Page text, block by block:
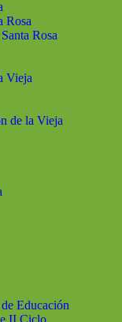
Rosa
Rosa
Vieja
de la Vieja
Educación